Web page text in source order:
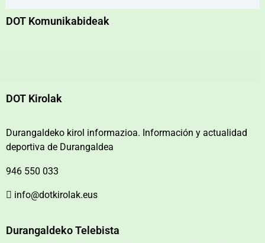
DOT Komunikabideak
DOT Kirolak
Durangaldeko kirol informazioa. Información y actualidad
deportiva de Durangaldea
946 550 033
info@dotkirolak.eus
Durangaldeko Telebista